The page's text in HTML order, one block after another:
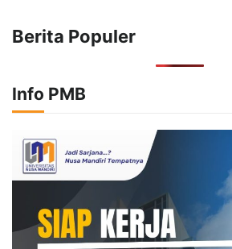
Berita Populer
Info PMB